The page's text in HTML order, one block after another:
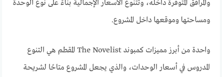
والمرافق المتوفرة داخله، وتتنوع الأسعار الإجمالية بناءً على نوع الوحدة
ومساحتها وموقعها داخل المشروع.
واحدة من أبرز مميزات كمبوند The Novelist المقطم هي التنوع
المدروس في أسعار الوحدات، والذي يجعل المشروع متاحًا لشريحة